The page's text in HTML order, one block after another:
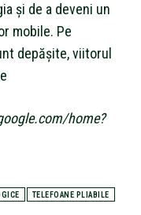
și de a deveni un
mobile. Pe
depășite, viitorul
home?
TELEFOANE PLIABILE